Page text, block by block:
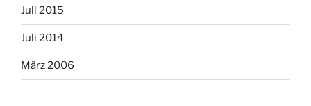
Juli 2015
Juli 2014
März 2006